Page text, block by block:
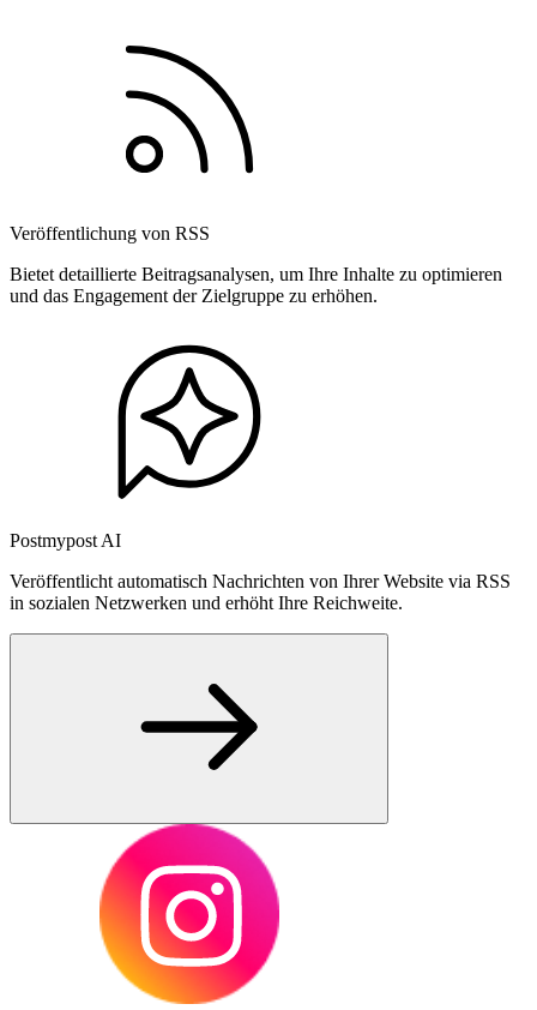
Veröffentlichung von RSS
Bietet detaillierte Beitragsanalysen, um Ihre Inhalte zu optimieren
und das Engagement der Zielgruppe zu erhöhen.
Postmypost AI
Veröffentlicht automatisch Nachrichten von Ihrer Website via RSS
in sozialen Netzwerken und erhöht Ihre Reichweite.